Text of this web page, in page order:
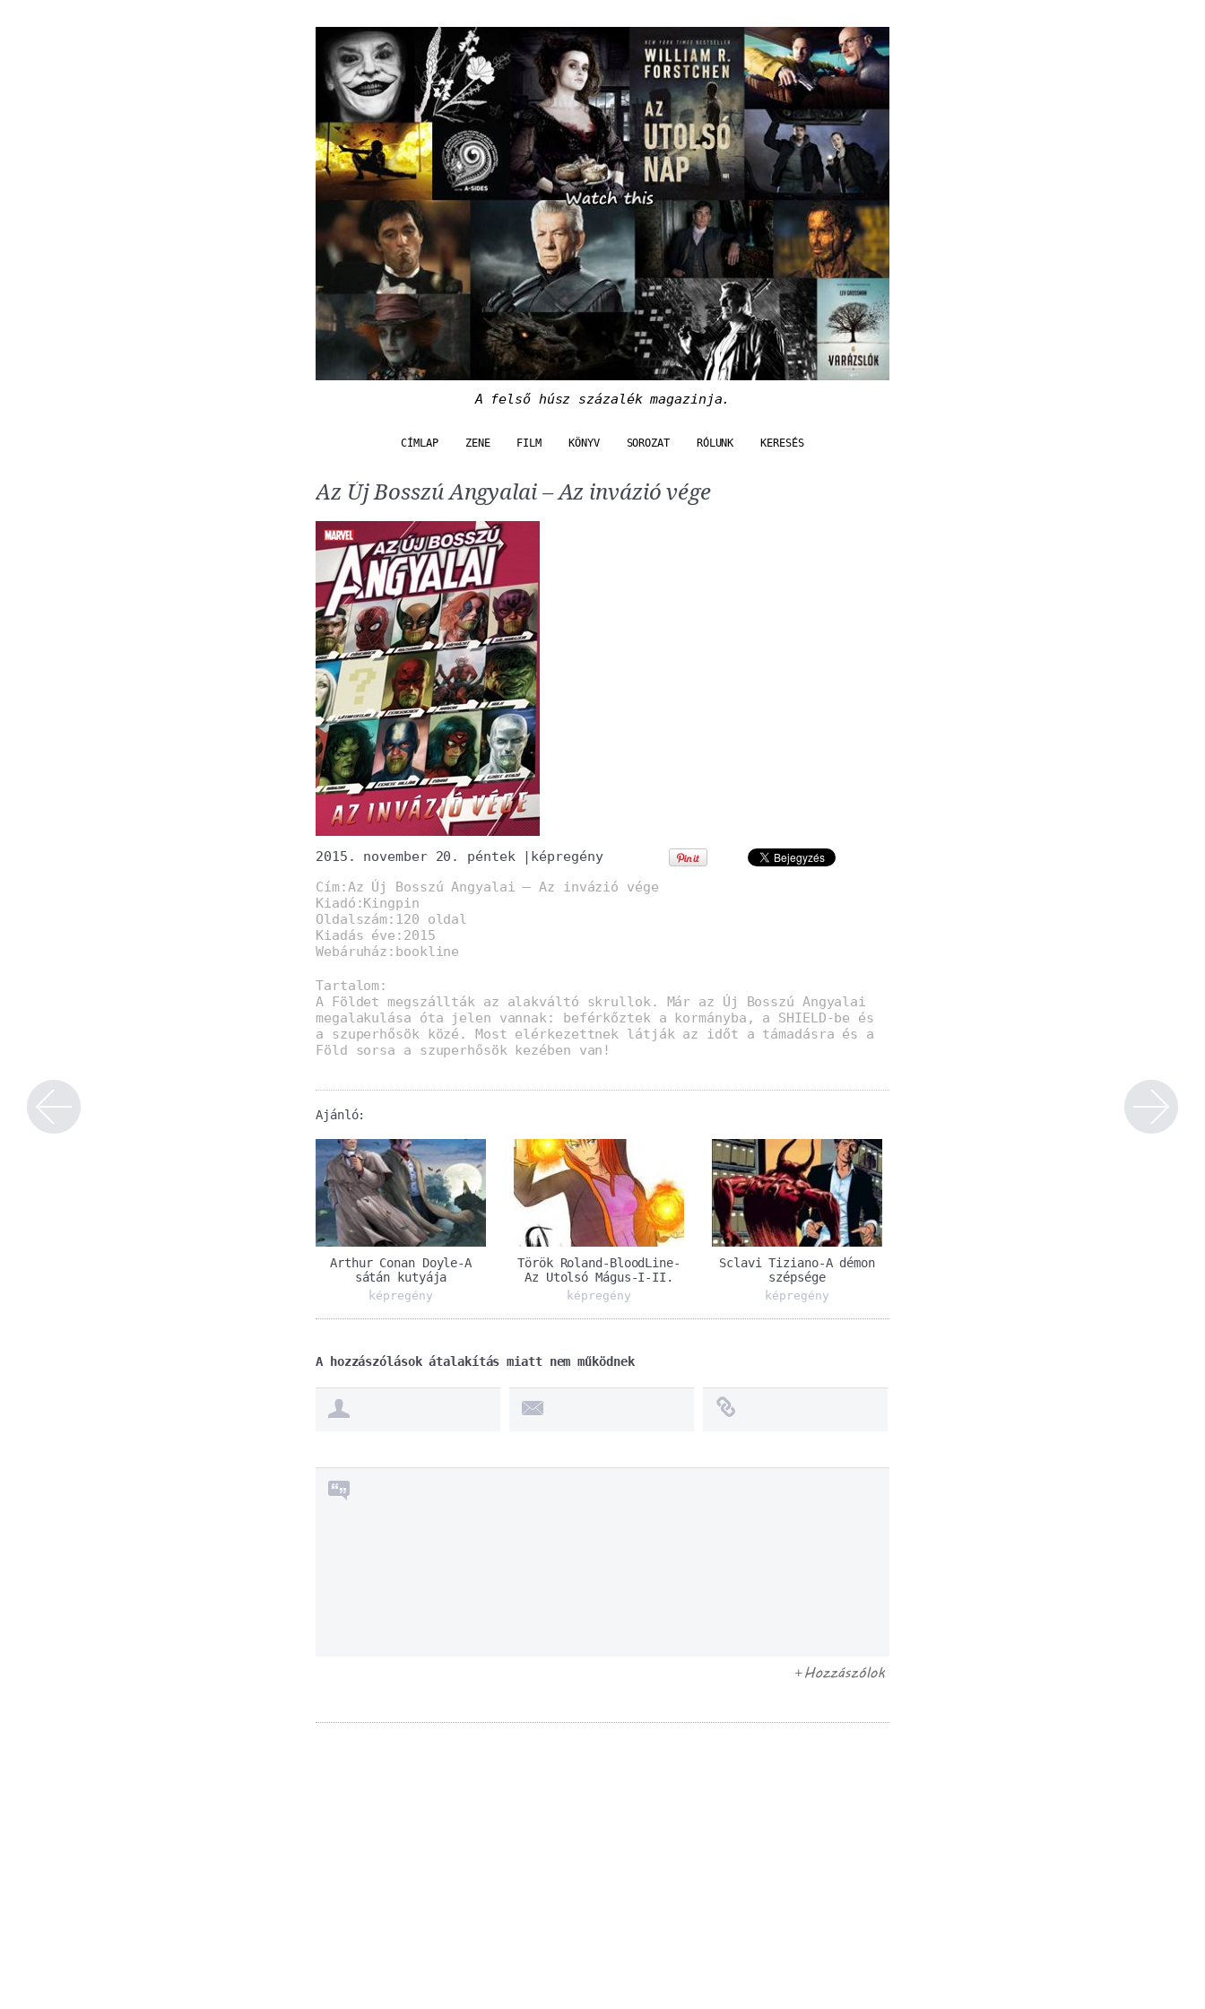
A felső húsz százalék magazinja.
CÍMLAP ZENE FILM KÖNYV SOROZAT RÓLUNK KERESÉS
Az Új Bosszú Angyalai – Az invázió vége
2015. november 20. péntek| képregény
Cím:Az Új Bosszú Angyalai – Az invázió vége
Kiadó:Kingpin
Oldalszám:120 oldal
Kiadás éve:2015
Webáruház:bookline
Tartalom:
A Földet megszállták az alakváltó skrullok. Már az Új Bosszú Angyalai
megalakulása óta jelen vannak: beférkőztek a kormányba, a SHIELD-be és
a szuperhősök közé. Most elérkezettnek látják az időt a támadásra és a
Föld sorsa a szuperhősök kezében van!
Ajánló:
Arthur Conan Doyle-A
sátán kutyája
képregény
Török Roland-BloodLine-
Az Utolsó Mágus-I-II.
képregény
Sclavi Tiziano-A démon
szépsége
képregény
A hozzászólások átalakítás miatt nem működnek